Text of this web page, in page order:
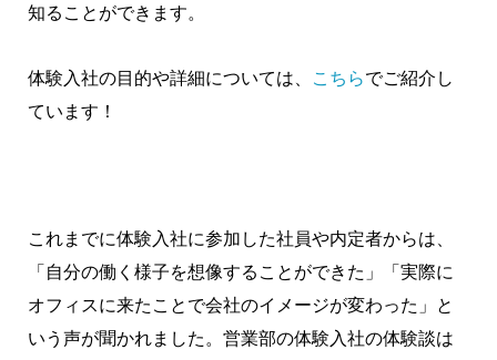
知ることができます。
体験入社の目的や詳細については、 こちらでご紹介し
ています！
これまでに体験入社に参加した社員や内定者からは、
「自分の働く様子を想像することができた」「実際に
オフィスに来たことで会社のイメージが変わった」と
いう声が聞かれました。営業部の体験入社の体験談は